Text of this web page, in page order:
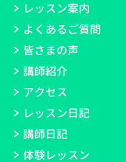
レッスン案内
よくあるご質問
皆さまの声
講師紹介
アクセス
レッスン日記
講師日記
体験レッスン